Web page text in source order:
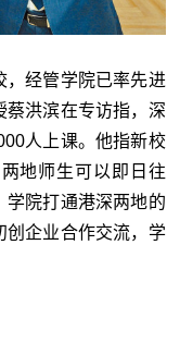
，经管学院已率先进
蔡洪滨在专访指，深
人上课。他指新校
地师生可以即日往
学院打通港深两地的
创企业合作交流，学